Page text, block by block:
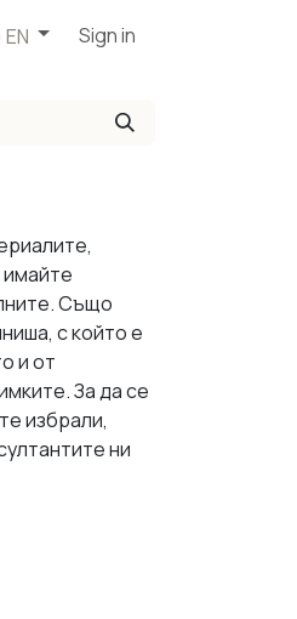
EN Sign in
Също
с който е
и от
За да се
избрали,
ни